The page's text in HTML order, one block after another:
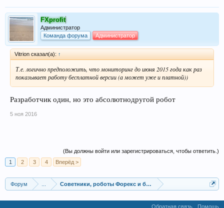
FXprofit
Администратор
Команда форума
Администратор
Vitrion сказал(а): ↑
Т.е. логично предположить, что мониторинг до июня 2015 года как раз
показывает работу бесплатной версии (а может уже и платной))
Разработчик один, но это абсолютнодругой робот
5 ноя 2016
(Вы должны войти или зарегистрироваться, чтобы ответить.)
1
2 3 4 Вперёд >
Форум Советники, роботы Форекс и бинарных опционов
Обратная связь Помощь